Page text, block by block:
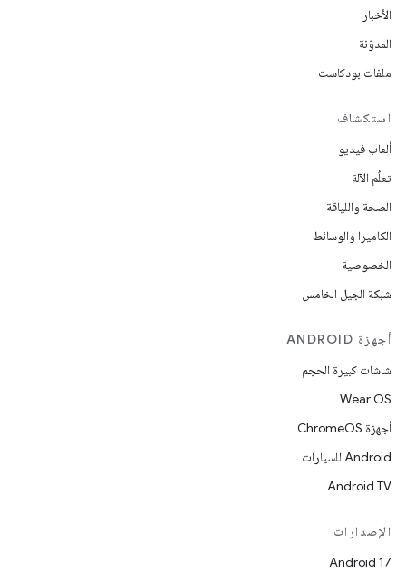
الأخبار
المدوّنة
ملفات بودكاست
استكشاف
ألعاب فيديو
تعلُم الآلة
الصحة واللياقة
الكاميرا والوسائط
الخصوصية
شبكة الجيل الخامس
أجهزة ANDROID
شاشات كبيرة الحجم
Wear OS
أجهزة ChromeOS
Android للسيارات
Android TV
الإصدارات
Android 17